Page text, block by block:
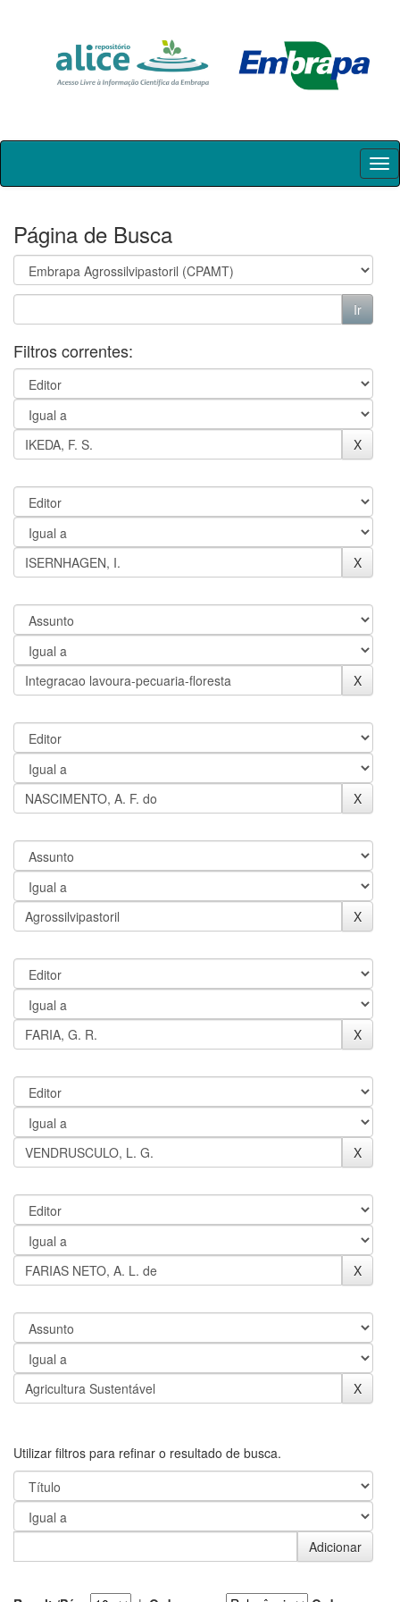
Skip
Página de Busca
Filtros correntes:
Utilizar filtros para refinar o resultado de busca.